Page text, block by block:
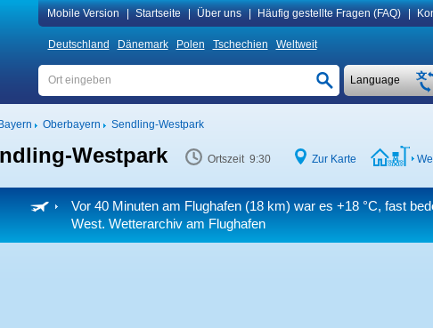
Mobile Version Startseite Über uns Häufig gestellte Fragen (FAQ)
Deutschland Dänemark Polen Tschechien Weltweit
Language
Bayern Oberbayern Sendling-Westpark
Westpark Ortszeit 9:30 Zur Karte
Vor 40 Minuten am Flughafen (18 km) war es +18 °C, fast
West. Wetterarchiv am Flughafen